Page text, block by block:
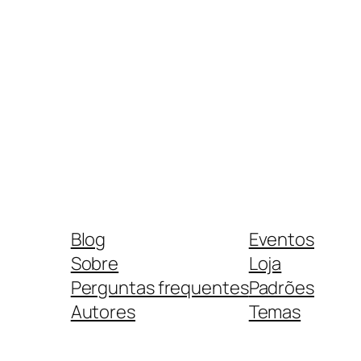
Blog
Sobre
Perguntas frequentes
Autores
Eventos
Loja
Padrões
Temas